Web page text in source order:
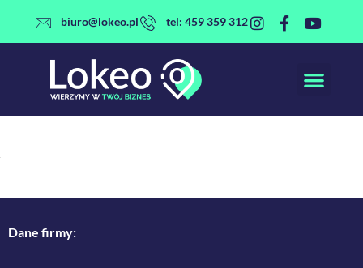
do
biuro@lokeo.pl tel: 459 359 312
Dane firmy: